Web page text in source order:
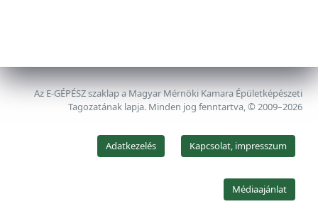
Az E-GÉPÉSZ szaklap a Magyar Mérnöki Kamara Épületképészeti
Tagozatának lapja. Minden jog fenntartva, © 2009–2026
Adatkezelés Kapcsolat, impresszum
Médiaajánlat